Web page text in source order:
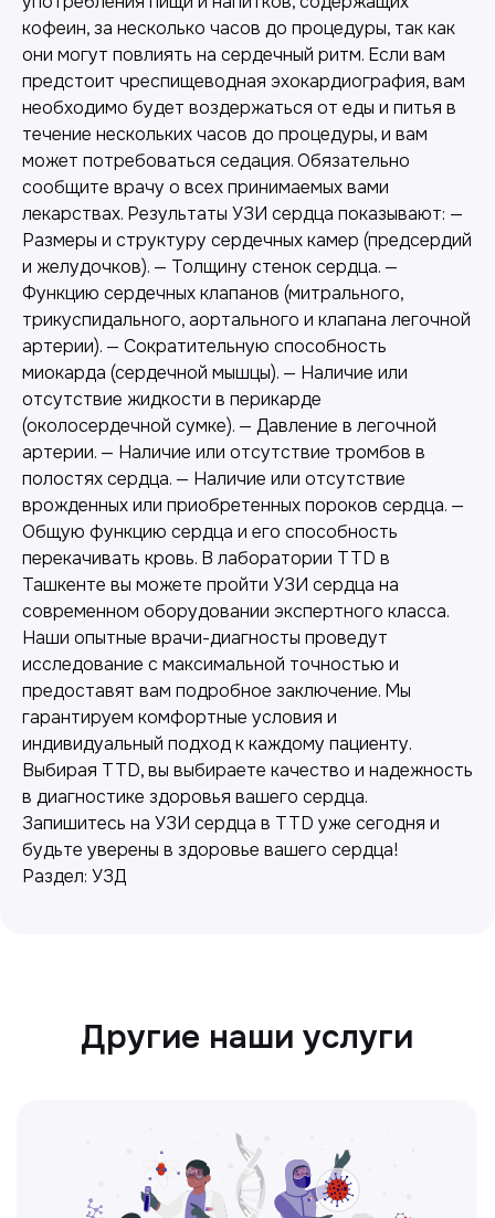
кофеин, за несколько часов до процедуры, так как
они могут повлиять на сердечный ритм. Если вам
предстоит чреспищеводная эхокардиография, вам
необходимо будет воздержаться от еды и питья в
течение нескольких часов до процедуры, и вам
может потребоваться седация. Обязательно
сообщите врачу о всех принимаемых вами
лекарствах. Результаты УЗИ сердца показывают: —
Размеры и структуру сердечных камер (предсердий
и желудочков). — Толщину стенок сердца. —
Функцию сердечных клапанов (митрального,
трикуспидального, аортального и клапана легочной
артерии). — Сократительную способность
миокарда (сердечной мышцы). — Наличие или
отсутствие жидкости в перикарде
(околосердечной сумке). — Давление в легочной
артерии. — Наличие или отсутствие тромбов в
полостях сердца. — Наличие или отсутствие
врожденных или приобретенных пороков сердца. —
Общую функцию сердца и его способность
перекачивать кровь. В лаборатории TTD в
Ташкенте вы можете пройти УЗИ сердца на
современном оборудовании экспертного класса.
Наши опытные врачи-диагносты проведут
исследование с максимальной точностью и
предоставят вам подробное заключение. Мы
гарантируем комфортные условия и
индивидуальный подход к каждому пациенту.
Выбирая TTD, вы выбираете качество и надежность
в диагностике здоровья вашего сердца.
Запишитесь на УЗИ сердца в TTD уже сегодня и
будьте уверены в здоровье вашего сердца!
Раздел: УЗД
Другие наши услуги
Лабораторная диагностика
Точные анализы для контроля здоровья и
выявления заболеваний.